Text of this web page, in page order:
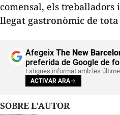
comensal, els treballadors
llegat gastronòmic de
Afegeix The New
preferida de Google de
Estigues informat amb les
ACTIVAR ARA
SOBRE L'AUTOR